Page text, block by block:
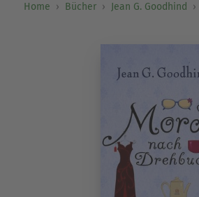
Home
Bücher Jean G. Goodhind